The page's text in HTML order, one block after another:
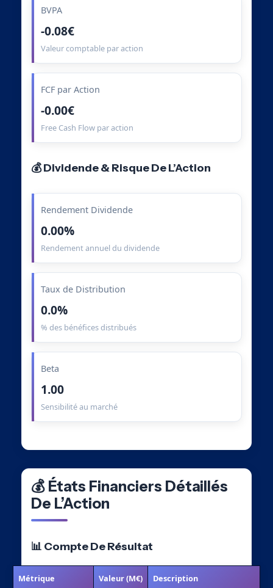
BVPA
-0.08€
Valeur comptable par action
FCF par Action
-0.00€
Free Cash Flow par action
💰 Dividende & Risque De L’Action
Rendement Dividende
0.00%
Rendement annuel du dividende
Taux de Distribution
0.0%
% des bénéfices distribués
Beta
1.00
Sensibilité au marché
💰 États Financiers Détaillés
De L’Action
📊 Compte De Résultat
Métrique Valeur (M€) Description